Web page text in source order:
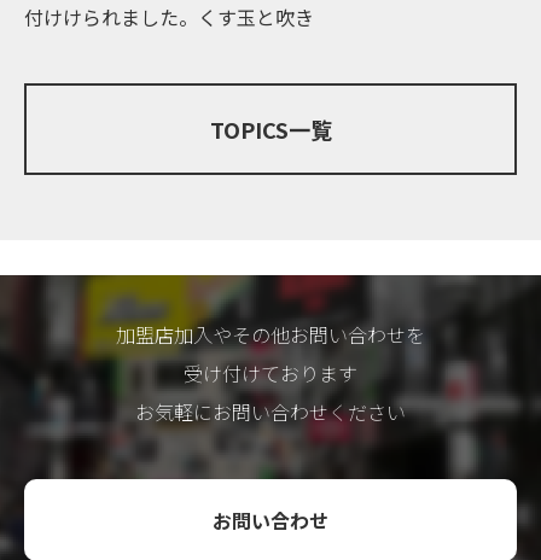
付けけられました。くす玉と吹き
「仙台七夕まつり」の心を受け継
ぐ職人により、幸を願い一つ一つ
街路灯の合計94基
TOPICS一覧
加盟店加入やその他お問い合わせを
受け付けております
お気軽にお問い合わせください
お問い合わせ